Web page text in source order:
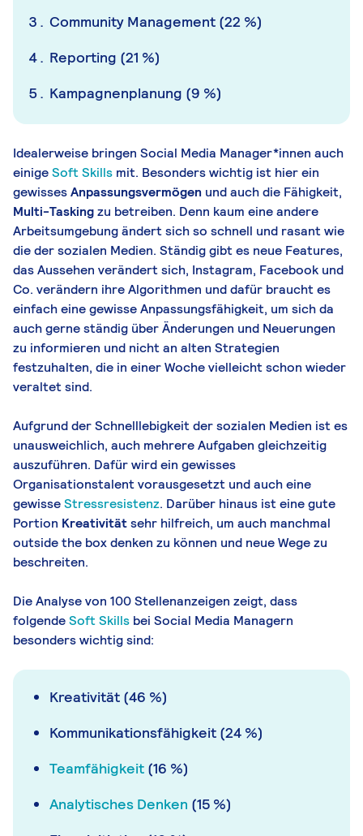
Community Management (22 %)
Reporting (21 %)
Kampagnenplanung (9 %)
Idealerweise bringen Social Media Manager*innen auch
einigeSoft Skills mit. Besonders wichtig ist hier ein
gewissesAnpassungsvermögen und auch die Fähigkeit,
Multi-Taskingzu betreiben. Denn kaum eine andere
Arbeitsumgebung ändert sich so schnell und rasant wie
die der sozialen Medien. Ständig gibt es neue Features,
das Aussehen verändert sich, Instagram, Facebook und
Co. verändern ihre Algorithmen und dafür braucht es
einfach eine gewisse Anpassungsfähigkeit, um sich da
auch gerne ständig über Änderungen und Neuerungen
zu informieren und nicht an alten Strategien
festzuhalten, die in einer Woche vielleicht schon wieder
veraltet sind.
Aufgrund der Schnelllebigkeit der sozialen Medien ist es
unausweichlich, auch mehrere Aufgaben gleichzeitig
auszuführen. Dafür wird ein gewisses
Organisationstalent vorausgesetzt und auch eine
gewisseStressresistenz. Darüber hinaus ist eine gute
Portion Kreativitätsehr hilfreich, um auch manchmal
outside the box denken zu können und neue Wege zu
beschreiten.
Die Analyse von 100 Stellenanzeigen zeigt, dass
folgendeSoft Skills bei Social Media Managern
besonders wichtig sind:
Kreativität (46 %)
Kommunikationsfähigkeit (24 %)
Teamfähigkeit(16 %)
Analytisches Denken (15 %)